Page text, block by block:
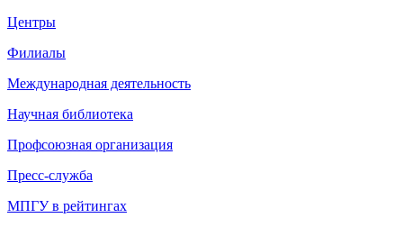
Центры
Филиалы
Международная деятельность
Научная библиотека
Профсоюзная организация
Пресс-служба
МПГУ в рейтингах